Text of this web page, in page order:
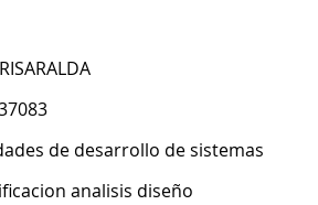
RISARALDA
de desarrollo de sistemas
analisis diseño